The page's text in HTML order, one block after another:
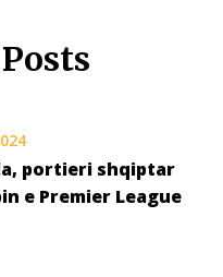
portieri shqiptar
e Premier League